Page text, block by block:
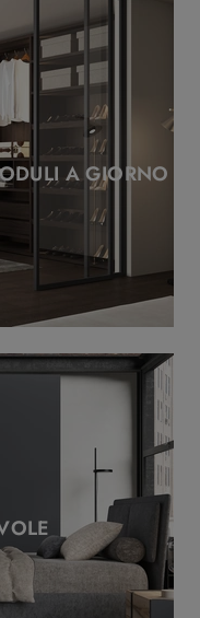
A GIORNO